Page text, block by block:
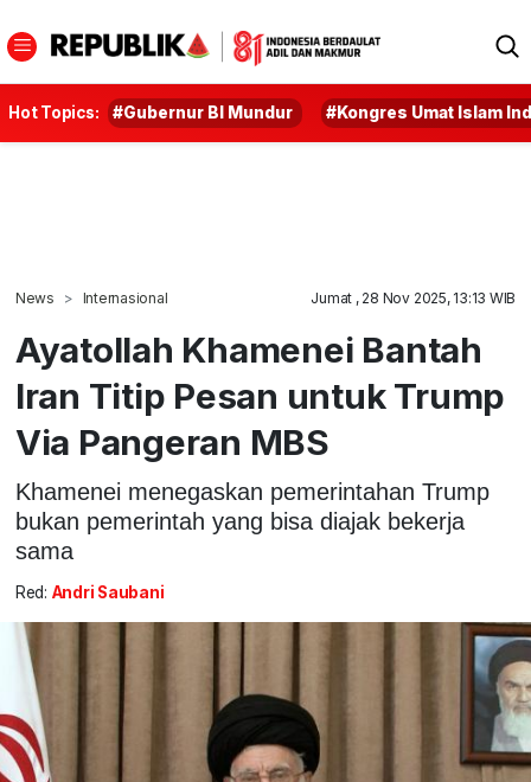
Hot Topics: #Gubernur BI Mundur #Kongres Umat Islam
News Internasional Jumat , 28 Nov 2025, 13:13 WIB
Ayatollah Khamenei Bantah
Iran Titip Pesan untuk Trump
Via Pangeran MBS
Khamenei menegaskan pemerintahan Trump
bukan pemerintah yang bisa diajak bekerja
sama
Red: Andri Saubani